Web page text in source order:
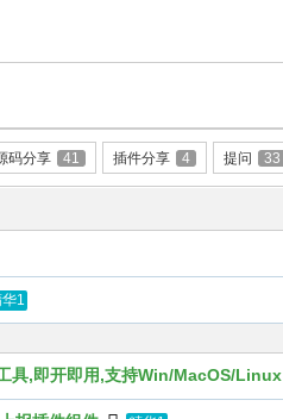
码分享 41 插件分享 4 提问 33
1
具,即开即用,支持Win/MacOS/Linux